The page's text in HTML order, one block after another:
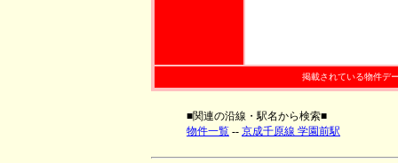
掲載されている物件デ
■関連の沿線・駅名から検索■
物件一覧 -- 京成千原線 学園前駅